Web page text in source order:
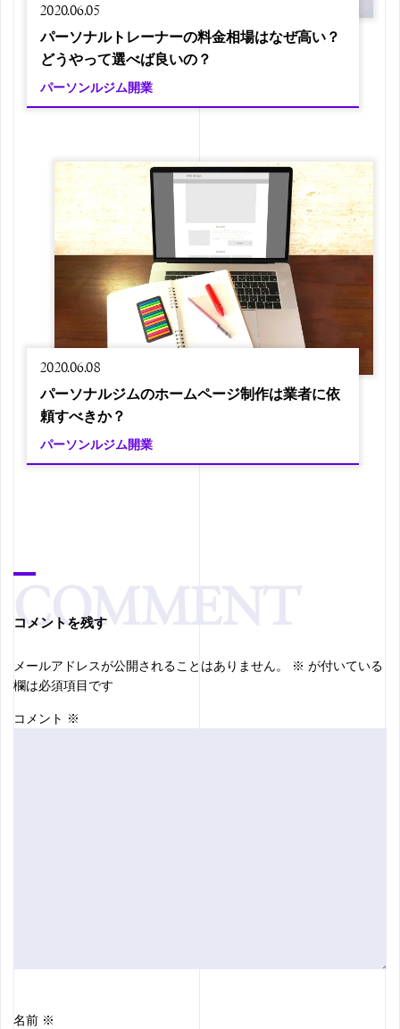
2020.06.05
パーソナルトレーナーの料金相場はなぜ高い？
どうやって選べば良いの？
パーソンルジム開業
2020.06.08
パーソナルジムのホームページ制作は業者に依
頼すべきか？
パーソンルジム開業
コメントを残す
メールアドレスが公開されることはありません。 ※ が付いている
欄は必須項目です
コメント ※
名前 ※